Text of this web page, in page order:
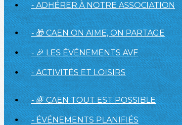
- ADHÉRER À NOTRE ASSOCIATION
- 🎁 CAEN ON AIME, ON PARTAGE
- 🎉 LES ÉVÉNEMENTS AVF
- ACTIVITÉS ET LOISIRS
- 🌈 CAEN TOUT EST POSSIBLE
- ÉVÉNEMENTS PLANIFIÉS